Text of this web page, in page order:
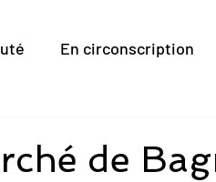
En circonscription
de